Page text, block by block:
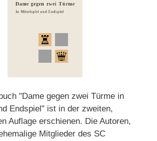
"Dame gegen zwei Türme in
Endspiel" ist in der zweiten,
Auflage erschienen. Die Autoren,
Mitglieder des SC